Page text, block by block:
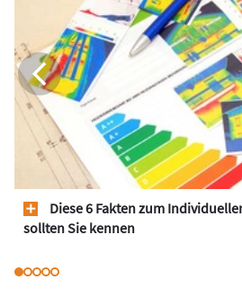
Diese 6 Fakten zum
sollten Sie kennen